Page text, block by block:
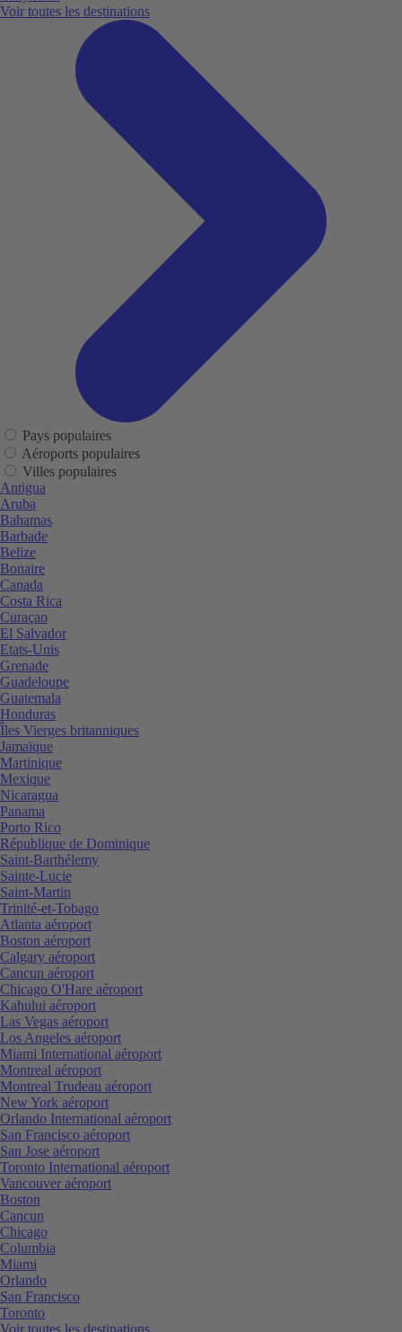
Voir toutes les destinations
Pays populaires
Aéroports populaires
Villes populaires
Antigua
Aruba
Bahamas
Barbade
Belize
Bonaire
Canada
Costa Rica
Curaçao
El Salvador
Etats-Unis
Grenade
Guadeloupe
Guatemala
Honduras
Îles Vierges britanniques
Jamaïque
Martinique
Mexique
Nicaragua
Panama
Porto Rico
République de Dominique
Saint-Barthélemy
Sainte-Lucie
Saint-Martin
Trinité-et-Tobago
Atlanta aéroport
Boston aéroport
Calgary aéroport
Cancun aéroport
Chicago O'Hare aéroport
Kahului aéroport
Las Vegas aéroport
Los Angeles aéroport
Miami International aéroport
Montreal aéroport
Montreal Trudeau aéroport
New York aéroport
Orlando International aéroport
San Francisco aéroport
San Jose aéroport
Toronto International aéroport
Vancouver aéroport
Boston
Cancun
Chicago
Columbia
Miami
Orlando
San Francisco
Toronto
Voir toutes les destinations